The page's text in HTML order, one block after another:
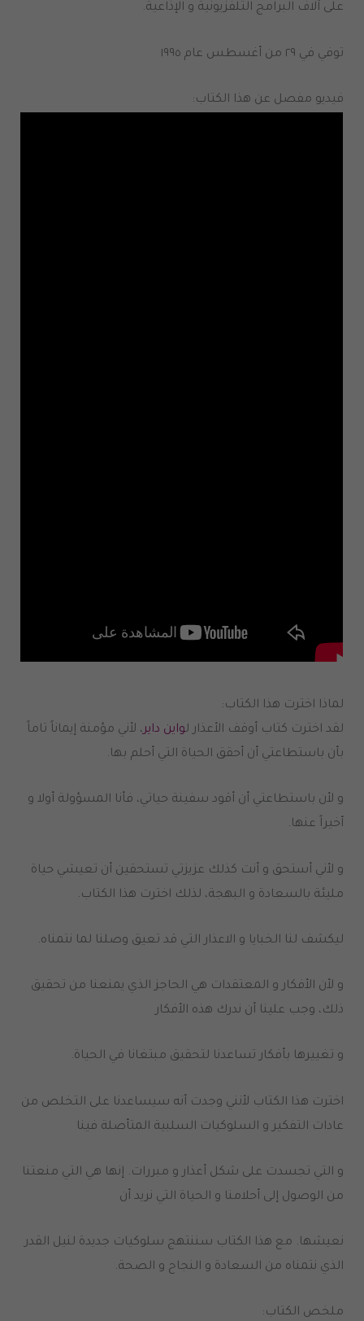
على آلاف البرامج التلفزيونية و الإذاعية.
توفي في ٢٩ من أغسطس عام ١٩٩٥
فيديو مفصل عن هذا الكتاب:
لماذا اخترت هذا الكتاب:
لقد اخترت كتاب أوقف الأعذار لواين داير، لأني مؤمنة إيماناً تاماً
بأن باستطاعتي أن أحقق الحياة التي أحلم بها.
و لأن باستطاعتي أن أقود سفينة حياتي، فأنا المسؤولة أولا و
أخيراً عنها.
و لأني أستحق و أنت كذلك عزيزتي تستحقين أن تعيشي حياة
مليئة بالسعادة و البهجة، لذلك اخترت هذا الكتاب.
ليكشف لنا الخبايا و الاعذار التي قد تعيق وصلنا لما نتمناه.
و لأن الأفكار و المعتقدات هي الحاجز الذي يمنعنا من تحقيق
ذلك، وجب علينا أن ندرك هذه الأفكار
و تغييرها بأفكار تساعدنا لتحقيق مبتغانا في الحياة.
اخترت هذا الكتاب لأنني وجدت أنه سيساعدنا على التخلص من
عادات التفكير و السلوكيات السلبية المتأصلة فينا
و التي تجسدت على شكل أعذار و مبررات. إنها هي التي منعتنا
من الوصول إلى أحلامنا و الحياة التي نريد أن
نعيشها. مع هذا الكتاب سننتهج سلوكيات جديدة لنيل القدر
الذي نتمناه من السعادة و النجاح و الصحة.
ملخص الكتاب: